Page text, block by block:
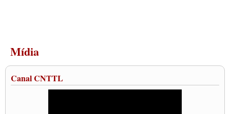
Mídia
Canal CNTTL